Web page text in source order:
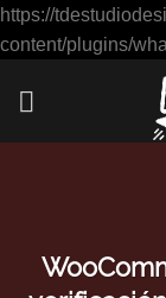
https://
content/plugins/